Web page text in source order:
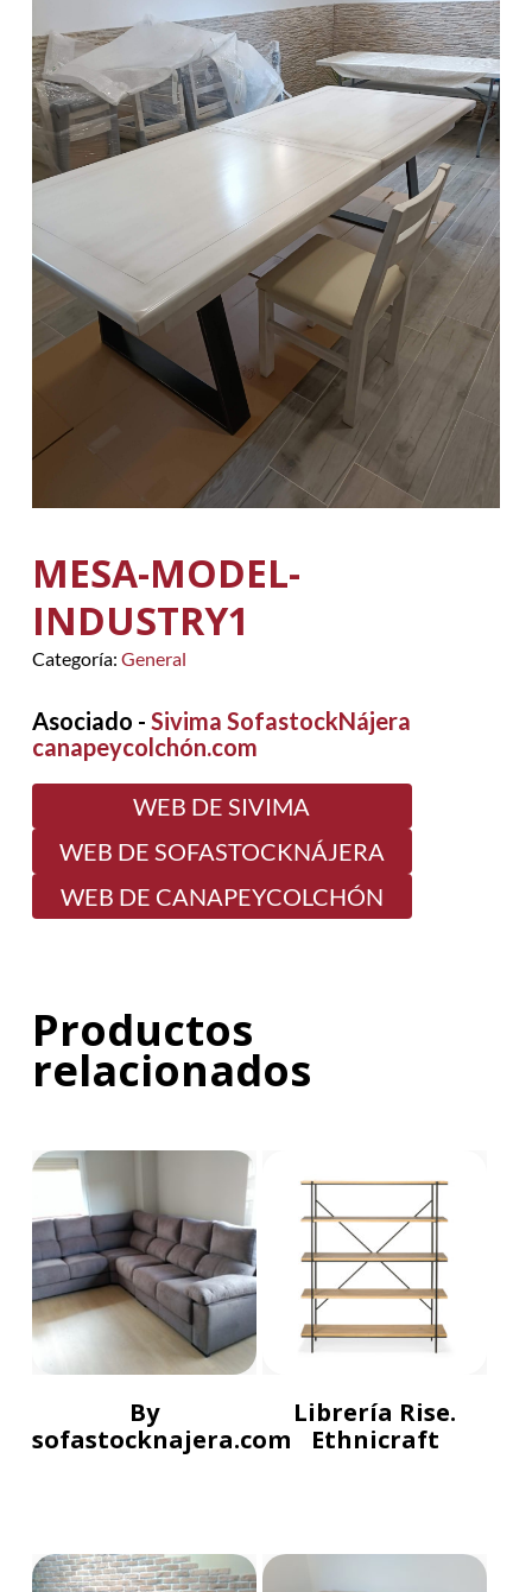
MESA-MODEL-
INDUSTRY1
Categoría: General
Asociado - Sivima SofastockNájera
canapeycolchón.com
WEB DE SIVIMA
WEB DE SOFASTOCKNÁJERA
WEB DE CANAPEYCOLCHÓN
Productos
relacionados
By
sofastocknajera.com
Librería Rise.
Ethnicraft